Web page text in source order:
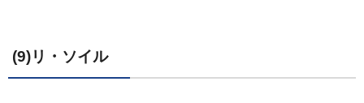
(9)リ・ソイル